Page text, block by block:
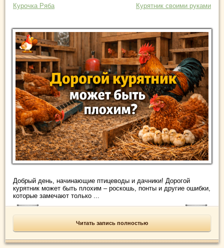
Курочка Ряба Курятник своими руками
Добрый день, начинающие птицеводы и дачники! Дорогой
курятник может быть плохим – роскошь, понты и другие ошибки,
которые замечают только ...
Читать запись полностью